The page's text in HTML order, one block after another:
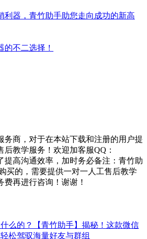
利器，青竹助手助您走向成功的新高
不二选择！
务商，对于在本站下载和注册的用户提
教学服务！欢迎加客服QQ：
提高沟通效率，加时务必备注：青竹助
买的，需要提供一对一人工售后教学
费再进行咨询！谢谢！